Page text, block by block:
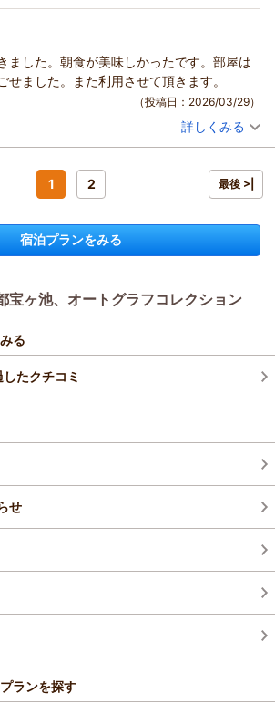
円(大人一人あたり/税込)
ました。朝食が美味しかったです。部屋は
せました。また利用させて頂きます。
（投稿日：2026/03/29）
50代)
観光にもおすすめ！
円(大人一人あたり/税込)
詳しくみる
1 2 最後 >|
宿泊プランをみる
ヶ池、オートグラフコレクション
る
たクチコミ
せ
ランを探す